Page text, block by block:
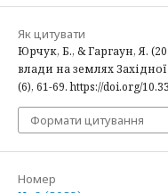
Як цитувати
Юрчук, Б., & Гаргаун, Я.
влади на землях
(6), 61-69. https://doi.org/
Формати цитування
Номер